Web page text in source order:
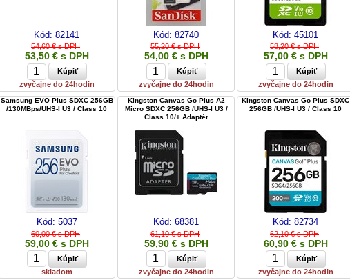
Kód: 82141
54,60 € s DPH
53,50 € s DPH
zvyčajne do 24hodin
Kód: 82740
55,20 € s DPH
54,00 € s DPH
zvyčajne do 24hodin
Kód: 45101
58,20 € s DPH
57,00 € s DPH
zvyčajne do 24hodin
Samsung EVO Plus SDXC 256GB
/130MBps/UHS-I U3 / Class 10
Kód: 5037
60,00 € s DPH
59,00 € s DPH
skladom
Kingston Canvas Go Plus A2
Micro SDXC 256GB /UHS-I U3 /
Class 10/+ Adaptér
Kód: 68381
61,10 € s DPH
59,90 € s DPH
zvyčajne do 24hodin
Kingston Canvas Go Plus SDXC
256GB /UHS-I U3 / Class 10
Kód: 82734
62,10 € s DPH
60,90 € s DPH
zvyčajne do 24hodin